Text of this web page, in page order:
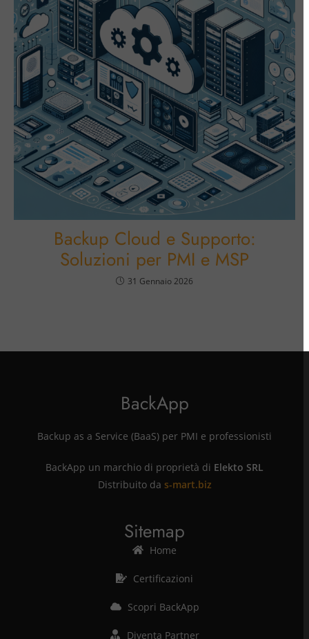
Backup Cloud e Supporto:
Soluzioni per PMI e MSP
31 Gennaio 2026
BackApp
Backup as a Service (BaaS) per PMI e professionisti
BackApp un marchio di proprietà di Elekto SRL
Distribuito da s-mart.biz
Sitemap
Home
Certificazioni
Scopri BackApp
Diventa Partner